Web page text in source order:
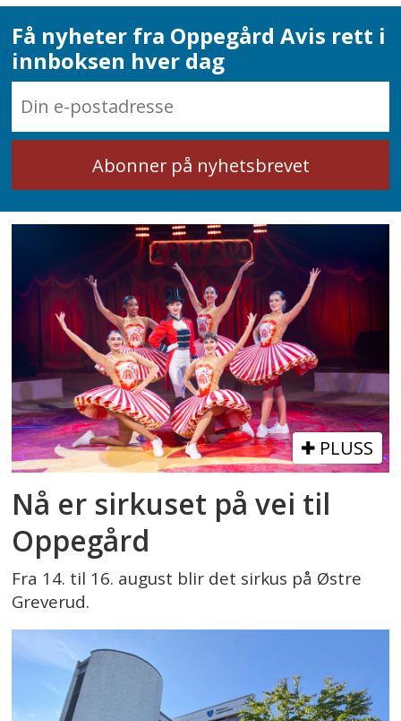
Få nyheter fra Oppegård Avis rett i
innboksen hver dag
PLUSS
Nå er sirkuset på vei til
Oppegård
Fra 14. til 16. august blir det sirkus på Østre
Greverud.